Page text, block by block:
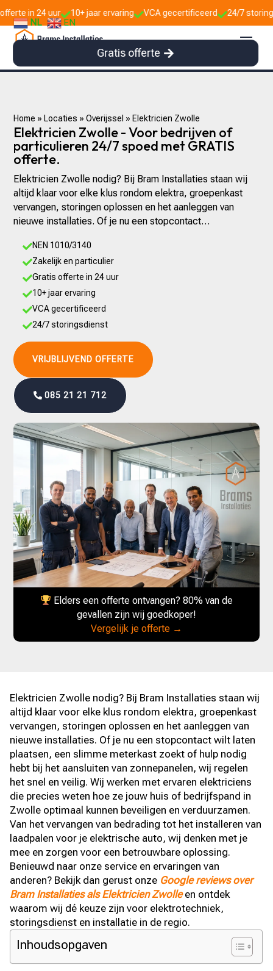
10+ jaar ervaringVCA gecertificeerd24/7 storingsdienst
NL EN
Gratis offerte
Home » Locaties »Overijssel » Elektricien Zwolle
Elektricien Zwolle - Voor bedrijven of
particulieren 24/7 spoed met GRATIS
offerte.
Elektricien Zwolle nodig? Bij Bram Installaties staan wij
altijd klaar voor elke klus rondom elektra, groepenkast
vervangen, storingen oplossen en het aanleggen van
nieuwe installaties. Of je nu een stopcontact…
NEN 1010/3140
Zakelijk en particulier
Gratis offerte in 24 uur
10+ jaar ervaring
VCA gecertificeerd
24/7 storingsdienst
VRIJBLIJVEND OFFERTE
085 21 21 712
Elders een offerte ontvangen? 80% van de
gevallen zijn wij goedkoper!
Vergelijk je offerte →
Elektricien Zwolle nodig? Bij Bram Installaties staan wij
altijd klaar voor elke klus rondom elektra, groepenkast
vervangen, storingen oplossen en het aanleggen van
nieuwe installaties. Of je nu een stopcontact wilt laten
plaatsen, een slimme meterkast zoekt of hulp nodig
hebt bij het aansluiten van zonnepanelen, wij regelen
het snel en veilig. Wij werken met ervaren elektriciens
die precies weten hoe ze jouw huis of bedrijfspand in
Zwolle optimaal kunnen beveiligen en verduurzamen.
Van het vervangen van bedrading tot het installeren van
laadpalen voor je elektrische auto, wij denken met je
mee en zorgen voor een betrouwbare oplossing.
Benieuwd naar onze service en ervaringen van
anderen? Bekijk dan gerust onze Google reviews over
Bram Installaties als Elektricien Zwolleen ontdek
waarom wij dé keuze zijn voor elektrotechniek,
storingsdienst en installatie in de regio.
Inhoudsopgaven